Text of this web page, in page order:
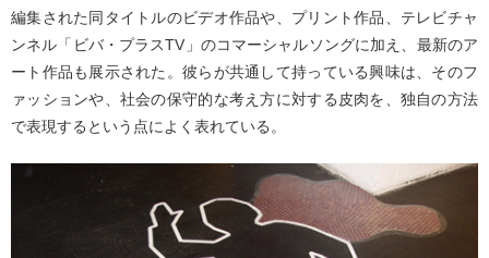
編集された同タイトルのビデオ作品や、プリント作品、テレビチャ
ンネル「ビバ・プラスTV」のコマーシャルソングに加え、最新のア
ート作品も展示された。彼らが共通して持っている興味は、そのフ
ァッションや、社会の保守的な考え方に対する皮肉を、独自の方法
で表現するという点によく表れている。